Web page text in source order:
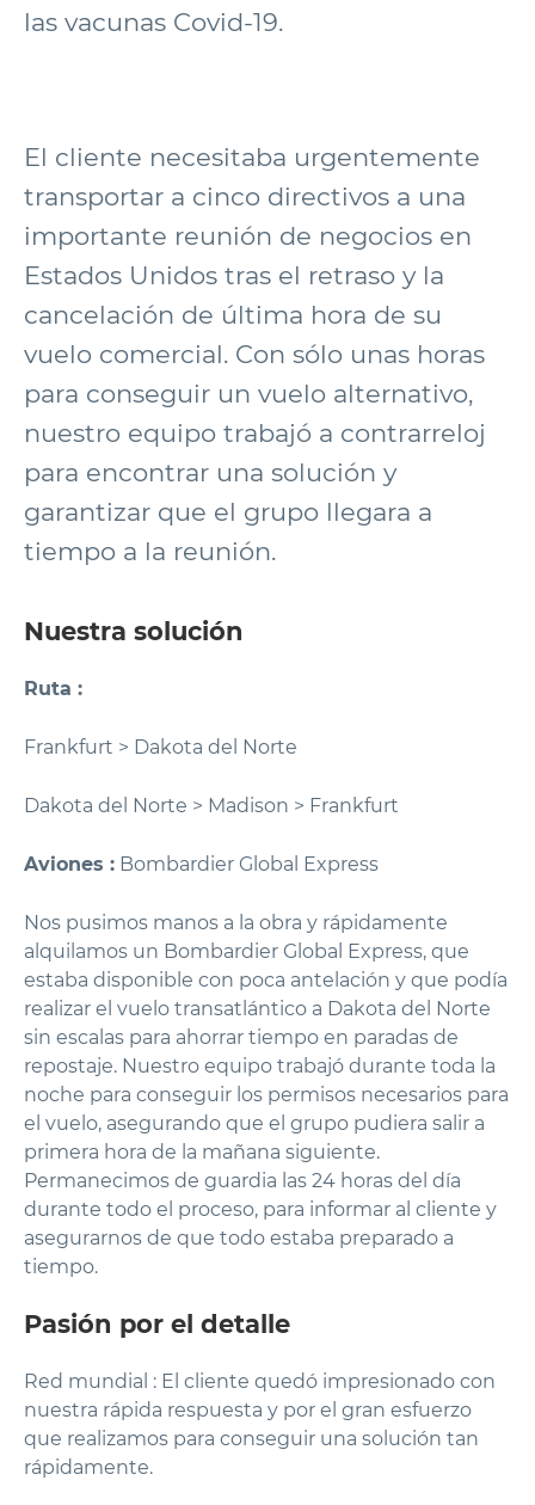
las vacunas Covid-19.
El cliente necesitaba urgentemente
transportar a cinco directivos a una
importante reunión de negocios en
Estados Unidos tras el retraso y la
cancelación de última hora de su
vuelo comercial. Con sólo unas horas
para conseguir un vuelo alternativo,
nuestro equipo trabajó a contrarreloj
para encontrar una solución y
garantizar que el grupo llegara a
tiempo a la reunión.
Nuestra solución
Ruta :
Frankfurt > Dakota del Norte
Dakota del Norte > Madison > Frankfurt
Aviones : Bombardier Global Express
Nos pusimos manos a la obra y rápidamente
alquilamos un Bombardier Global Express, que
estaba disponible con poca antelación y que podía
realizar el vuelo transatlántico a Dakota del Norte
sin escalas para ahorrar tiempo en paradas de
repostaje. Nuestro equipo trabajó durante toda la
noche para conseguir los permisos necesarios para
el vuelo, asegurando que el grupo pudiera salir a
primera hora de la mañana siguiente.
Permanecimos de guardia las 24 horas del día
durante todo el proceso, para informar al cliente y
asegurarnos de que todo estaba preparado a
tiempo.
Pasión por el detalle
Red mundial : El cliente quedó impresionado con
nuestra rápida respuesta y por el gran esfuerzo
que realizamos para conseguir una solución tan
rápidamente.